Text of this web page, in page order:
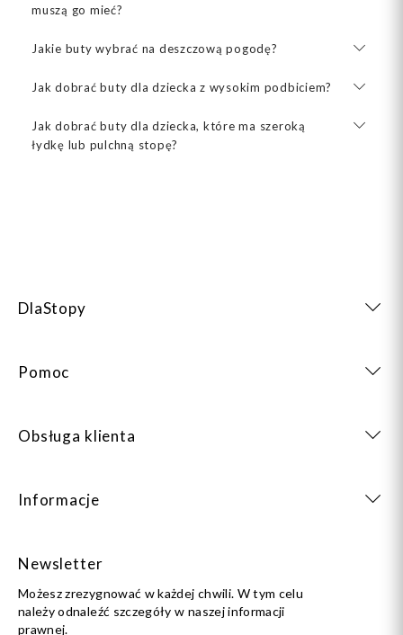
muszą go mieć?
Jakie buty wybrać na deszczową pogodę?
Jak dobrać buty dla dziecka z wysokim podbiciem?
Jak dobrać buty dla dziecka, które ma szeroką
łydkę lub pulchną stopę?
DlaStopy
Pomoc
Obsługa klienta
Informacje
Newsletter
Możesz zrezygnować w każdej chwili. W tym celu
należy odnaleźć szczegóły w naszej informacji
prawnej.